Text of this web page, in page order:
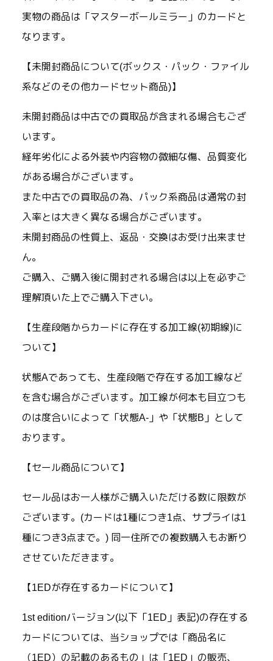
実物の商品は「マスターボールミラー」のカードと
なります。
【未開封商品について(ボックス・パック・ファイル
系などのその他カードセット商品)】
未開封商品は中古での買取品が含まれる場合もござ
います。
経年劣化による外装や内容物の微細な傷、品質変化
がある場合がございます。
また中古での買取品の為、パック系商品は通常の封
入率とは大きく異なる場合がございます。
未開封商品の性質上、返品・交換はお受け出来ませ
ん。
ご購入、ご購入後に開封される場合は以上を必ずご
理解頂いた上でご購入下さい。
【生産段階からカードに存在する加工線(初期線)に
ついて】
状態Aであっても、生産段階で存在する加工線など
を含む場合がございます。加工線が何本も目立つも
のは度合いによって「状態A-」や「状態B」として
おります。
【セール商品について】
セール品はお一人様がご購入いただける数に限数が
ございます。(カードは1種につき1点、サプライは1
種につき3点まで。) 同一住所での複数購入もお断り
させていただきます。
【1EDが存在するカードについて】
1st editionバージョン(以下「1ED」表記)の存在する
カードについては、当ショップでは「商品名に
（1ED）の記載のあるもの」は「1ED」の販売、